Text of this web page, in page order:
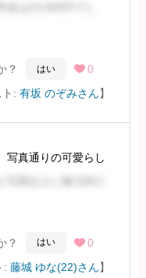
見た情報よりも年
いた雰囲気で物静か
？ はい  0
ト: 有坂 のぞみさん】
写真通りの可愛らし
ンも良くお似合い
？ はい  0
: 藤城 ゆな(22)さん】